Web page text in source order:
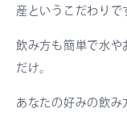
産というこだわりで
飲み方も簡単で水
だけ。
あなたの好みの飲み